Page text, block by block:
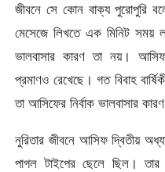
জীবনে সে কোন বাক্য পুরোপুরি
মেসেজে লিখতে এক মিনিট সময়
ভালবাসার কারণ তা নয়।
প্রমাণও রেখেছে। গত বিবাহ
তা আসিফের নির্বাক ভালবাসার
নুরিতার জীবনে আসিফ দ্বিতীয়
পাগল টাইপের ছেলে ছিল। তার